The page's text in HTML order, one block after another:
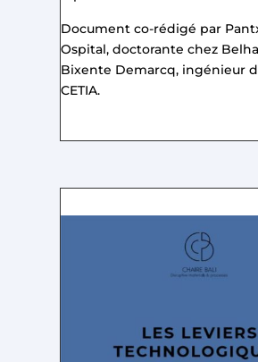
Document co-rédigé par
Ospital, doctorante chez
Bixente Demarcq, ingénieur
CETIA.